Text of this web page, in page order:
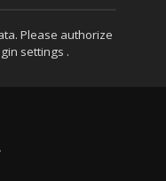
Please authorize
settings .